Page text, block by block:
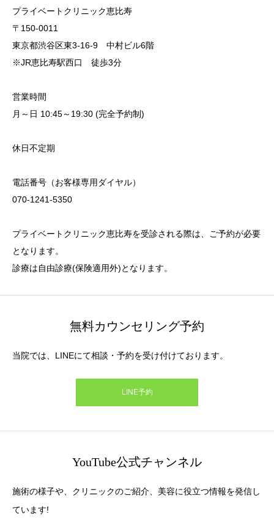
プライベートクリニック恵比寿
〒150-0011
東京都渋谷区東3-16-9 中村ビル6階
※JR恵比寿駅西口 徒歩3分
営業時間
月～日 10:45～19:30 (完全予約制)
休日不定期
電話番号（お客様専用ダイヤル）
070-1241-5350
プライベートクリニック恵比寿を受診される際は、ご予約が必要
となります。
診療は自由診療(保険適用外)となります。
無料カウンセリング予約
当院では、LINEにて相談・予約を受け付けております。
LINE予約
YouTube公式チャンネル
施術の様子や、クリニックのご紹介、美容に役立つ情報を発信し
ています!